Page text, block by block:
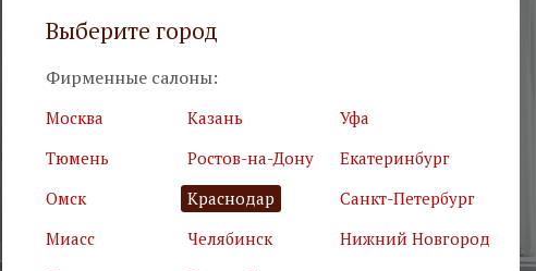
Выберите город
Фирменные салоны:
Москва Казань
Уфа
Тюмень
Ростов-на-Дону
Екатеринбург
Омск
Краснодар
Санкт-Петербург
Миасс
Челябинск
Нижний Новгород